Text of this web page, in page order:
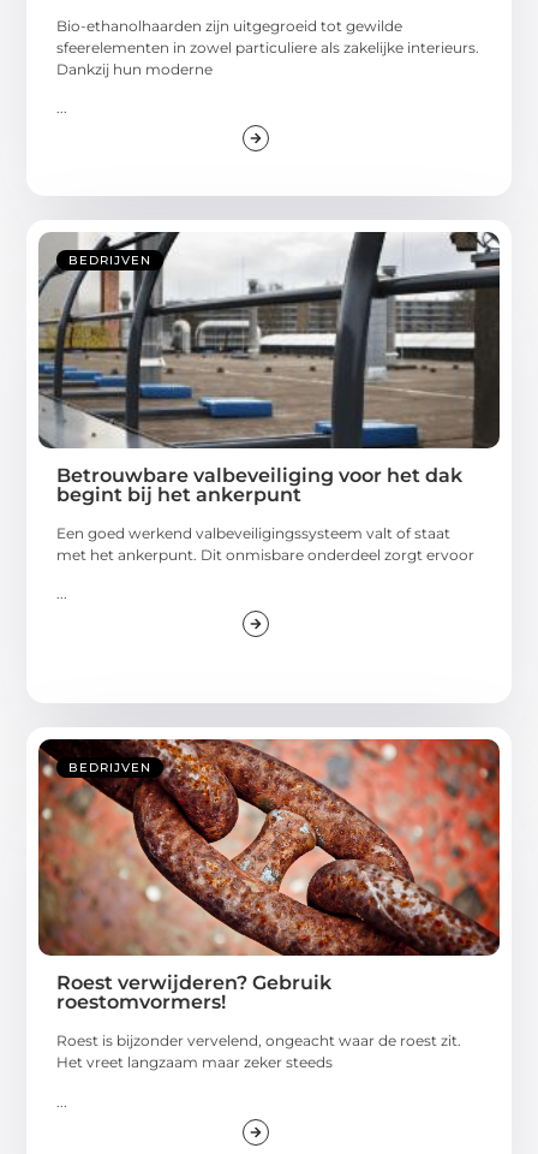
Bio-ethanolhaarden zijn uitgegroeid tot gewilde
sfeerelementen in zowel particuliere als zakelijke interieurs.
Dankzij hun moderne
BEDRIJVEN
Betrouwbare valbeveiliging voor het dak
begint bij het ankerpunt
Een goed werkend valbeveiligingssysteem valt of staat
met het ankerpunt. Dit onmisbare onderdeel zorgt ervoor
...
BEDRIJVEN
Roest verwijderen? Gebruik
roestomvormers!
Roest is bijzonder vervelend, ongeacht waar de roest zit.
Het vreet langzaam maar zeker steeds